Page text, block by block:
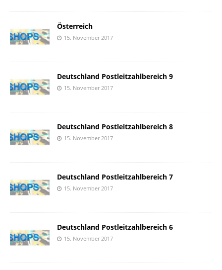
Österreich
15. November 2017
Deutschland Postleitzahlbereich 9
15. November 2017
Deutschland Postleitzahlbereich 8
15. November 2017
Deutschland Postleitzahlbereich 7
15. November 2017
Deutschland Postleitzahlbereich 6
15. November 2017